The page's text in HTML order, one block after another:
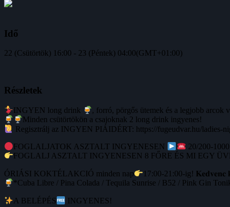
Idő
22 (Csütörtök) 16:00 - 23 (Péntek) 04:00(GMT+01:00)
Részletek
INGYEN long drink
, forró, pörgős ütemek és a legjobb
Minden csütörtökön a csajoknak 2 long drink ingyenes!
Regisztrálj az INGYEN PIÁIDÉRT: https://fugeudvar.hu/ladies-
FOGLALJATOK ASZTALT INGYENESEN
20/200-
FOGLALJ ASZTALT INGYENESEN 8 FŐRE ÉS MI EGY
ÓRIÁSI KOKTÉLAKCIÓ minden nap
17:00-21:00-ig! 𝐊𝐞𝐝𝐯𝐞𝐧𝐜
*Cuba Libre / Pina Colada / Tequila Sunrise / B52 / Pink Gin
A BELÉPÉS INGYENES!